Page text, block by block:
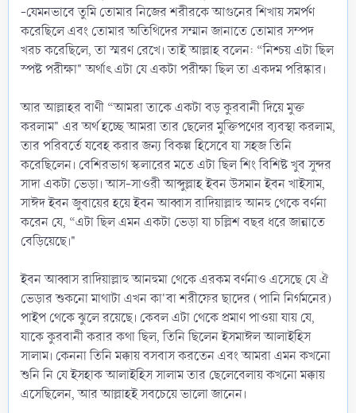
-যেমনভাবে তুমি তোমার নিজের শরীরকে আগুনের শিখায় সমর্পণ
করেছিলে এবং তোমার অতিথিদের সম্মান জানাতে তোমার সম্পদ
খরচ করেছিলে, তা স্মরণ রেখে। তাই আল্লাহ বলেন: “নিশ্চয় এটা ছিল
স্পষ্ট পরীক্ষা" অর্থাৎ এটা যে একটা পরীক্ষা ছিল তা একদম পরিষ্কার।
আর আল্লাহর বাণী “আমরা তাকে একটা বড় কুরবানী দিয়ে মুক্ত
করলাম" এর অর্থ হচ্ছে আমরা তার ছেলের মুক্তিপণের ব্যবস্থা করলাম,
তার পরিবর্তে যবেহ করার জন্য বিকল্প হিসেবে যা সহজ তিনি
করেছিলেন। বেশিরভাগ স্কলারের মতে এটা ছিল শিং বিশিষ্ট খুব সুন্দর
সাদা একটা ভেড়া। আস-সাওরী আব্দুল্লাহ ইবন উসমান ইবন খাইসাম,
সাঈদ ইবন জুবায়ের হয়ে ইবন আব্বাস রাদিয়াল্লাহু আনহু থেকে বর্ণনা
করেন যে, “এটা ছিল এমন একটা ভেড়া যা চল্লিশ বছর ধরে জান্নাতে
বেড়িয়েছে।"
ইবন আব্বাস রাদিয়াল্লাহু আনহুমা থেকে এরকম বর্ণনাও এসেছে যে ঐ
ভেড়ার শুকনো মাথাটা এখন কা'বা শরীফের ছাদের (পানি নির্গমনের)
পাইপ থেকে ঝুলে রয়েছে। কেবল এটা থেকে প্রমাণ পাওয়া যায় যে,
যাকে কুরবানী করার কথা ছিল, তিনি ছিলেন ইসমাঈল আলাইহিস
সালাম। কেননা তিনি মক্কায় বসবাস করতেন এবং আমরা এমন কখনো
শুনি নি যে ইসহাক আলাইহিস সালাম তার ছেলেবেলায় কখনো মক্কায়
এসেছিলেন, আর আল্লাহই সবচেয়ে ভালো জানেন।